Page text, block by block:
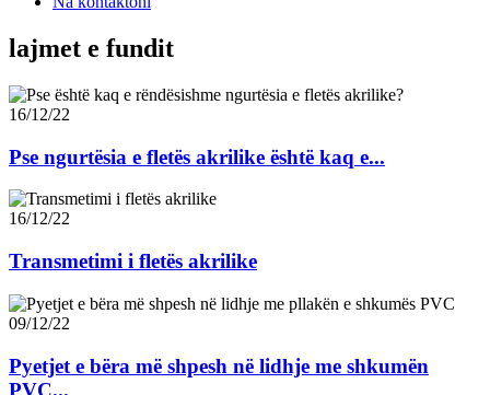
lajmet e fundit
16/12/22
Pse ngurtësia e fletës akrilike është kaq e...
16/12/22
Transmetimi i fletës akrilike
09/12/22
Pyetjet e bëra më shpesh në lidhje me shkumën
PVC...